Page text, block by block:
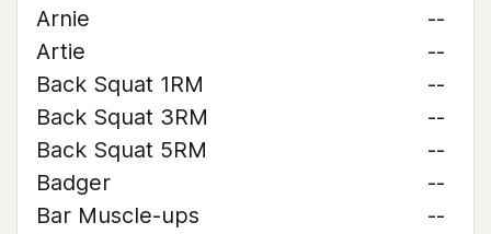
Arnie
--
Artie
--
Back Squat 1RM
--
Back Squat 3RM
--
Back Squat 5RM
--
Badger
--
Bar Muscle-ups
--